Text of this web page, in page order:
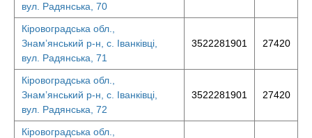
вул. Радянська, 70
Кіровоградська обл.,
Знам’янський р-н, с. Іванківці,
вул. Радянська, 71
3522281901 27420
Кіровоградська обл.,
Знам’янський р-н, с. Іванківці,
вул. Радянська, 72
3522281901 27420
Кіровоградська обл.,